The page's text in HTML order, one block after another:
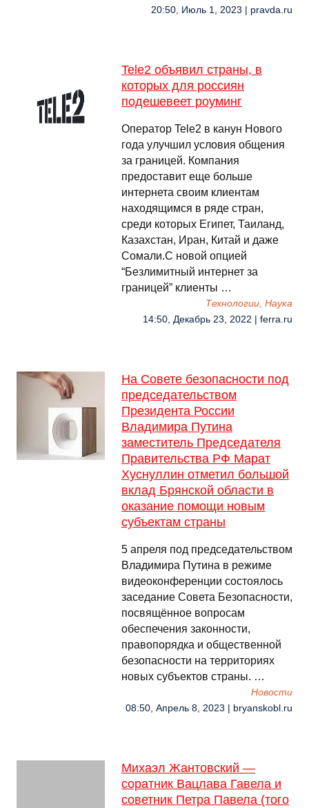
20:50, Июль 1, 2023 | pravda.ru
Tele2 объявил страны, в
которых для россиян
подешевеет роуминг
Оператор Tele2 в канун Нового
года улучшил условия общения
за границей. Компания
предоставит еще больше
интернета своим клиентам
находящимся в ряде стран,
среди которых Египет, Таиланд,
Казахстан, Иран, Китай и даже
Сомали.C новой опцией
“Безлимитный интернет за
границей” клиенты …
Технологии, Наука
14:50, Декабрь 23, 2022 | ferra.ru
На Совете безопасности под
председательством
Президента России
Владимира Путина
заместитель Председателя
Правительства РФ Марат
Хуснуллин отметил большой
вклад Брянской области в
оказание помощи новым
субъектам страны
5 апреля под председательством
Владимира Путина в режиме
видеоконференции состоялось
заседание Совета Безопасности,
посвящённое вопросам
обеспечения законности,
правопорядка и общественной
безопасности на территориях
новых субъектов страны. …
Новости
08:50, Апрель 8, 2023 | bryanskobl.ru
Михаэл Жантовский —
соратник Вацлава Гавела и
советник Петра Павела (того